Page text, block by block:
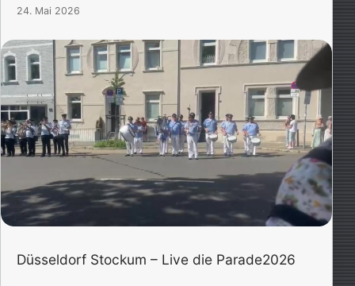
24. Mai 2026
Düsseldorf Stockum – Live die Parade2026